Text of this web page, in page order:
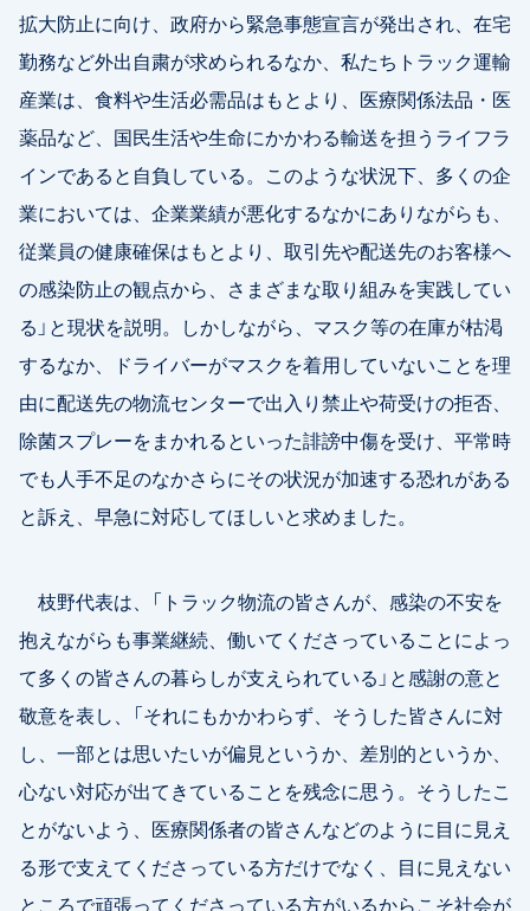
拡大防止に向け、政府から緊急事態宣言が発出され、在宅
勤務など外出自粛が求められるなか、私たちトラック運輸
産業は、食料や生活必需品はもとより、医療関係法品・医
薬品など、国民生活や生命にかかわる輸送を担うライフラ
インであると自負している。このような状況下、多くの企
業においては、企業業績が悪化するなかにありながらも、
従業員の健康確保はもとより、取引先や配送先のお客様へ
の感染防止の観点から、さまざまな取り組みを実践してい
る」と現状を説明。しかしながら、マスク等の在庫が枯渇
するなか、ドライバーがマスクを着用していないことを理
由に配送先の物流センターで出入り禁止や荷受けの拒否、
除菌スプレーをまかれるといった誹謗中傷を受け、平常時
でも人手不足のなかさらにその状況が加速する恐れがある
と訴え、早急に対応してほしいと求めました。
枝野代表は、「トラック物流の皆さんが、感染の不安を
抱えながらも事業継続、働いてくださっていることによっ
て多くの皆さんの暮らしが支えられている」と感謝の意と
敬意を表し、「それにもかかわらず、そうした皆さんに対
し、一部とは思いたいが偏見というか、差別的というか、
心ない対応が出てきていることを残念に思う。そうしたこ
とがないよう、医療関係者の皆さんなどのように目に見え
る形で支えてくださっている方だけでなく、目に見えない
ところで頑張ってくださっている方がいるからこそ社会が